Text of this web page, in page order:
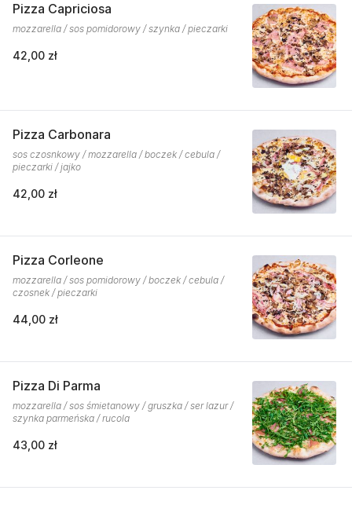
Pizza Capriciosa
mozzarella / sos pomidorowy / szynka / pieczarki
42,00 zł
Pizza Carbonara
sos czosnkowy / mozzarella / boczek / cebula /
pieczarki / jajko
42,00 zł
Pizza Corleone
mozzarella / sos pomidorowy / boczek / cebula /
czosnek / pieczarki
44,00 zł
Pizza Di Parma
mozzarella / sos śmietanowy / gruszka / ser lazur /
szynka parmeńska / rucola
43,00 zł